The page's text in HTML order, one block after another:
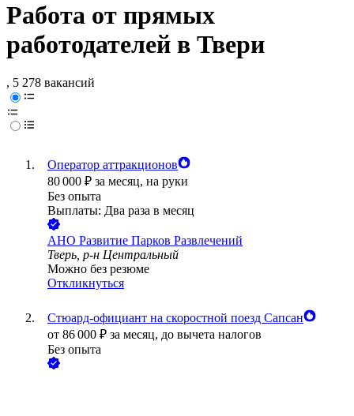
Работа от прямых
работодателей в Твери
, 5 278 вакансий
Оператор аттракционов
80 000 ₽ за месяц, на руки
Без опыта
Выплаты: Два раза в месяц
АНО Развитие Парков Развлечений
Тверь, р-н Центральный
Можно без резюме
Откликнуться
Стюард-официант на скоростной поезд Сапсан
от 86 000 ₽ за месяц, до вычета налогов
Без опыта